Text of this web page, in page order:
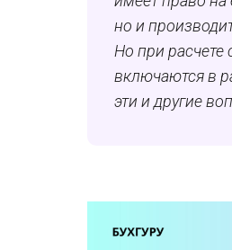
но и
Но при
включаются в
эти и другие